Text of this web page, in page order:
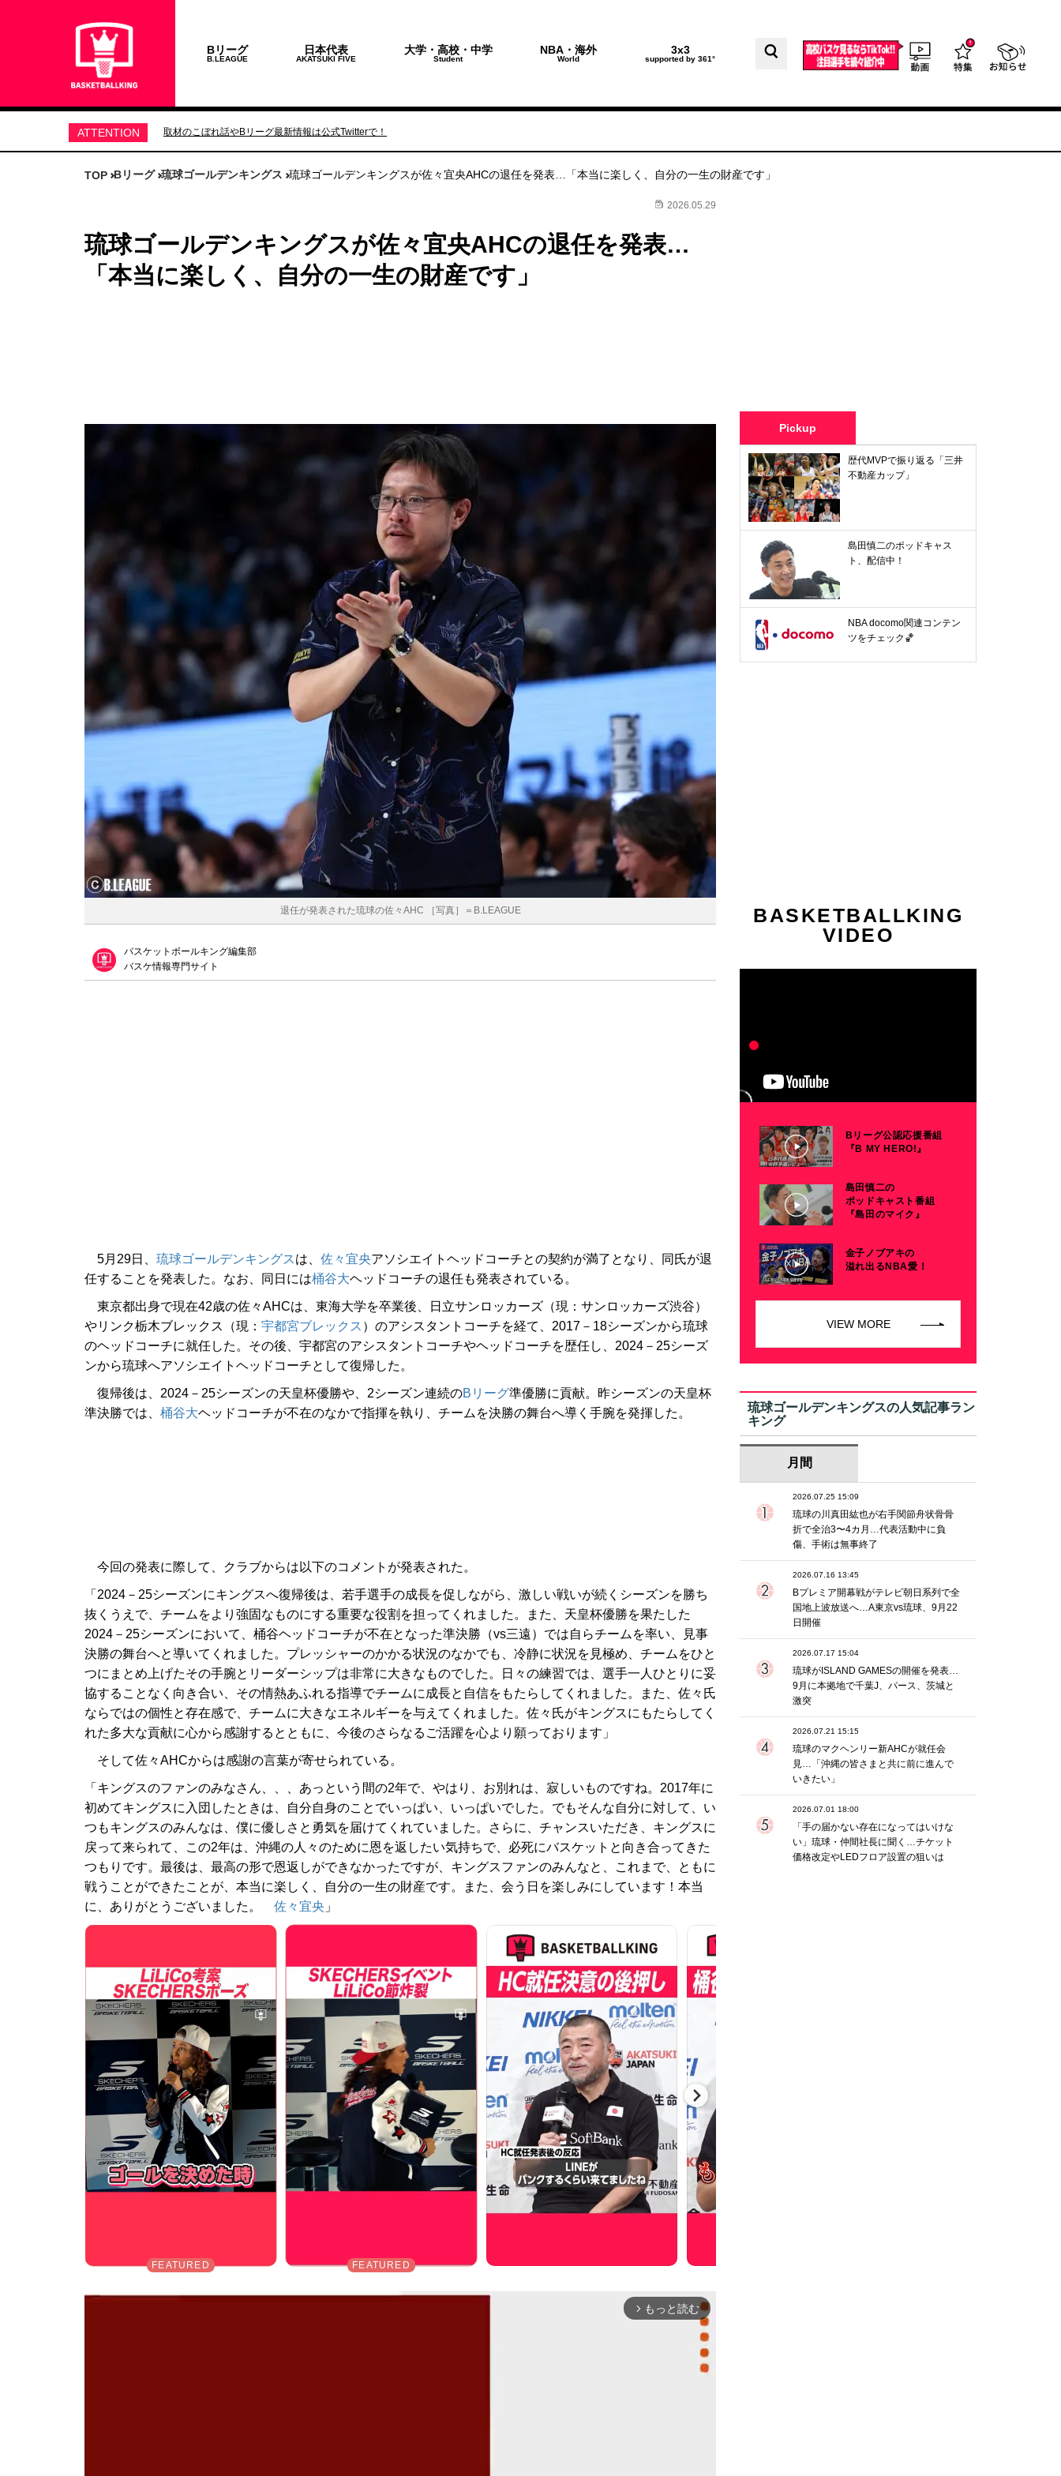
Bリーグ
B.LEAGUE
日本代表
AKATSUKI FIVE
大学・高校・中学
Student
NBA・海外
World
3x3
supported by 361°
ATTENTION 取材のこぼれ話やBリーグ最新情報は公式Twitterで！
TOP Bリーグ 琉球ゴールデンキングス 琉球ゴールデンキングスが佐々宜央AHCの退任を発表…「本当に楽しく、自分の一生の財産です」
2026.05.29
琉球ゴールデンキングスが佐々宜央AHCの退任を発表…
「本当に楽しく、自分の一生の財産です」
退任が発表された琉球の佐々AHC ［写真］＝B.LEAGUE
バスケットボールキング編集部
バスケ情報専門サイト
5月29日、 琉球ゴールデンキングスは、 佐々宜央アソシエイトヘッドコーチとの契約が満了となり、同氏が退
任することを発表した。なお、同日には桶谷大ヘッドコーチの退任も発表されている。
東京都出身で現在42歳の佐々AHCは、東海大学を卒業後、日立サンロッカーズ（現：サンロッカーズ渋谷）
やリンク栃木ブレックス（現： 宇都宮ブレックス ）のアシスタントコーチを経て、2017－18シーズンから琉球
のヘッドコーチに就任した。その後、宇都宮のアシスタントコーチやヘッドコーチを歴任し、2024－25シーズ
ンから琉球へアソシエイトヘッドコーチとして復帰した。
復帰後は、2024－25シーズンの天皇杯優勝や、2シーズン連続のBリーグ準優勝に貢献。昨シーズンの天皇杯
準決勝では、 桶谷大ヘッドコーチが不在のなかで指揮を執り、チームを決勝の舞台へ導く手腕を発揮した。
今回の発表に際して、クラブからは以下のコメントが発表された。
「2024－25シーズンにキングスへ復帰後は、若手選手の成長を促しながら、激しい戦いが続くシーズンを勝ち
抜くうえで、チームをより強固なものにする重要な役割を担ってくれました。また、天皇杯優勝を果たした
2024－25シーズンにおいて、桶谷ヘッドコーチが不在となった準決勝（vs三遠）では自らチームを率い、見事
決勝の舞台へと導いてくれました。プレッシャーのかかる状況のなかでも、冷静に状況を見極め、チームをひと
つにまとめ上げたその手腕とリーダーシップは非常に大きなものでした。日々の練習では、選手一人ひとりに妥
協することなく向き合い、その情熱あふれる指導でチームに成長と自信をもたらしてくれました。また、佐々氏
ならではの個性と存在感で、チームに大きなエネルギーを与えてくれました。佐々氏がキングスにもたらしてく
れた多大な貢献に心から感謝するとともに、今後のさらなるご活躍を心より願っております」
そして佐々AHCからは感謝の言葉が寄せられている。
「キングスのファンのみなさん、、、あっという間の2年で、やはり、お別れは、寂しいものですね。2017年に
初めてキングスに入団したときは、自分自身のことでいっぱい、いっぱいでした。でもそんな自分に対して、い
つもキングスのみんなは、僕に優しさと勇気を届けてくれていました。さらに、チャンスいただき、キングスに
戻って来られて、この2年は、沖縄の人々のために恩を返したい気持ちで、必死にバスケットと向き合ってきた
つもりです。最後は、最高の形で恩返しができなかったですが、キングスファンのみんなと、これまで、ともに
戦うことができたことが、本当に楽しく、自分の一生の財産です。また、会う日を楽しみにしています！本当
に、ありがとうございました。 佐々宜央 」
arrow_forward_ios もっと読む
Pickup
歴代MVPで振り返る「三井
不動産カップ」
島田慎二のポッドキャス
ト、配信中！
NBA docomo関連コンテン
ツをチェック🏀
BASKETBALLKING
VIDEO
Bリーグ公認応援番組
『B MY HERO!』
島田慎二の
ポッドキャスト番組
『島田のマイク』
金子ノブアキの
溢れ出るNBA愛！
VIEW MORE
琉球ゴールデンキングスの人気記事ラン
キング
月間
2026.07.25 15:09
琉球の川真田紘也が右手関節舟状骨骨
折で全治3〜4カ月…代表活動中に負
傷、手術は無事終了
2026.07.16 13:45
Bプレミア開幕戦がテレビ朝日系列で全
国地上波放送へ…A東京vs琉球、9月22
日開催
2026.07.17 15:04
琉球がISLAND GAMESの開催を発表…
9月に本拠地で千葉J、パース、茨城と
激突
2026.07.21 15:15
琉球のマクヘンリー新AHCが就任会
見…「沖縄の皆さまと共に前に進んで
いきたい」
2026.07.01 18:00
「手の届かない存在になってはいけな
い」琉球・仲間社長に聞く…チケット
価格改定やLEDフロア設置の狙いは